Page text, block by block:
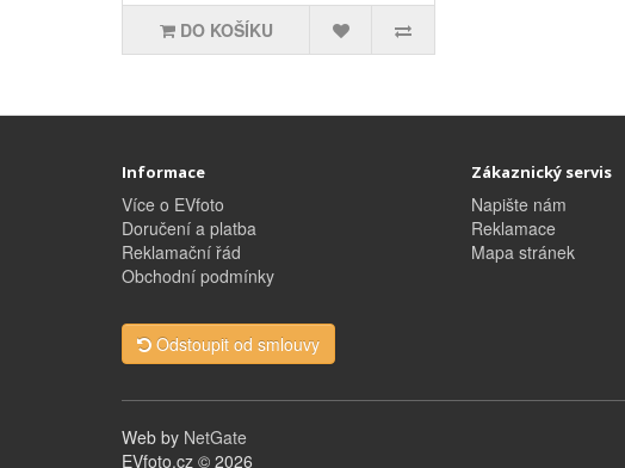
DO KOŠÍKU
Informace
Více o EVfoto
Doručení a platba
Reklamační řád
Obchodní podmínky
Zákaznický servis
Napište nám
Reklamace
Mapa stránek
Odstoupit od smlouvy
Web by NetGate
EVfoto.cz © 2026